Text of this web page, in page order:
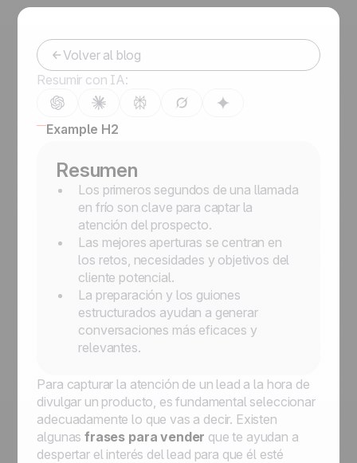
Volver al blog
Resumir con IA:
Example H2
Resumen
Los primeros segundos de una llamada
en frío son clave para captar la
atención del prospecto.
Las mejores aperturas se centran en
los retos, necesidades y objetivos del
cliente potencial.
La preparación y los guiones
estructurados ayudan a generar
conversaciones más eficaces y
relevantes.
Para capturar la atención de un lead a la hora de
divulgar un producto, es fundamental seleccionar
adecuadamente lo que vas a decir. Existen
algunasfrases para vender que te ayudan a
despertar el interés del lead para que él esté